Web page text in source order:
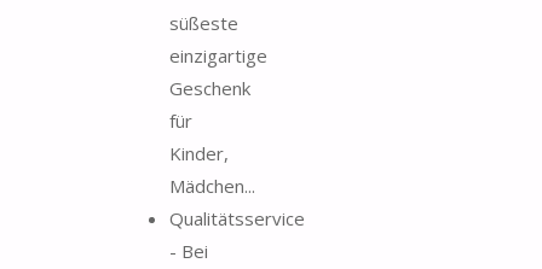
süßeste
einzigartige
Geschenk
für
Kinder,
Mädchen...
Qualitätsservice
- Bei